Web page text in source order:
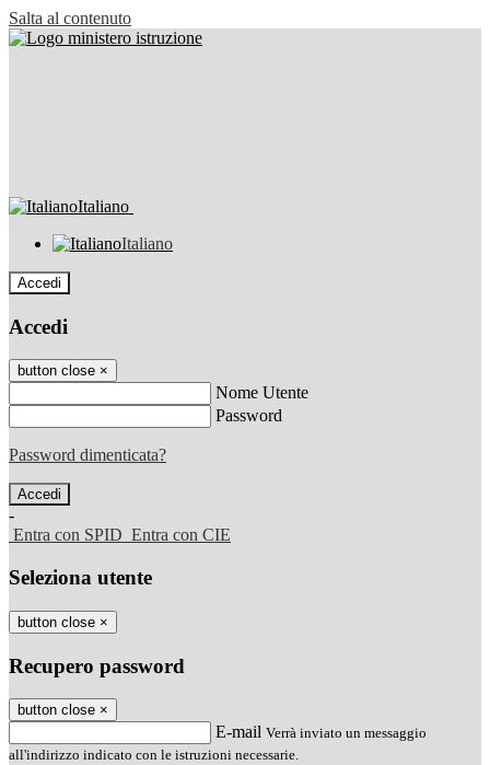
Salta al contenuto
Italiano
Italiano
Accedi
Accedi
button close ×
Nome Utente
Password
Password dimenticata?
-
Entra con SPID Entra con CIE
Seleziona utente
button close ×
Recupero password
button close ×
E-mail Verrà inviato un messaggio
all'indirizzo indicato con le istruzioni necessarie.